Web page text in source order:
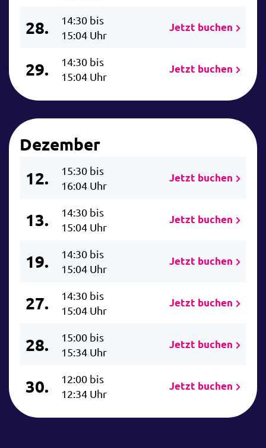
28.
14:30 bis
15:04 Uhr
Jetzt buchen
29.
14:30 bis
15:04 Uhr
Jetzt buchen
Dezember
12.
15:30 bis
16:04 Uhr
Jetzt buchen
13.
14:30 bis
15:04 Uhr
Jetzt buchen
19.
14:30 bis
15:04 Uhr
Jetzt buchen
27.
14:30 bis
15:04 Uhr
Jetzt buchen
28.
15:00 bis
15:34 Uhr
Jetzt buchen
30.
12:00 bis
12:34 Uhr
Jetzt buchen